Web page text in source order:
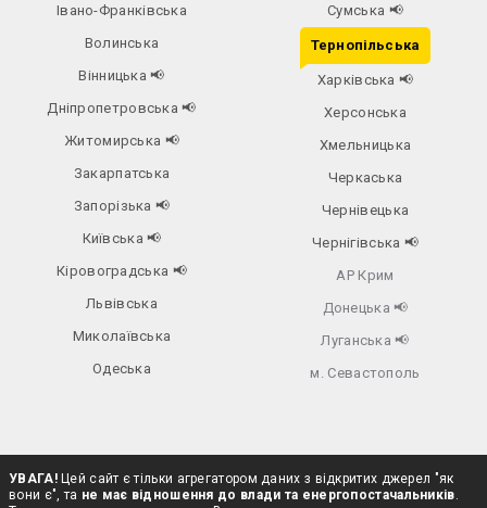
Івано-Франківська
Волинська
Вінницька📢
Дніпропетровська📢
Житомирська 📢
Закарпатська
Запорізька 📢
Київська📢
Кіровоградська 📢
Львівська
Миколаївська
Одеська
Сумська 📢
Тернопільська
Харківська 📢
Херсонська
Хмельницька
Черкаська
Чернівецька
Чернігівська 📢
АР Крим
Донецька 📢
Луганська 📢
м. Севастополь
УВАГА!Цей сайт є тільки агрегатором даних з відкритих джерел "як
вони є", та не має відношення до влади та енергопостачальників.